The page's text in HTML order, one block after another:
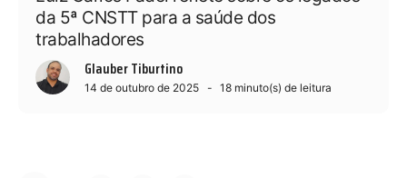
da 5ª CNSTT para a saúde dos
trabalhadores
Glauber Tiburtino
14 de outubro de 2025 18 minuto(s) de leitura